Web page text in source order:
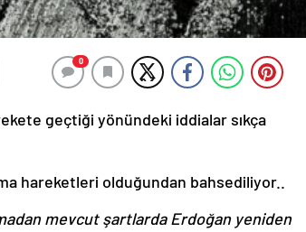
0
geçtiği yönündeki iddialar sıkça
hareketleri olduğundan bahsediliyor..
mevcut şartlarda Erdoğan yeniden